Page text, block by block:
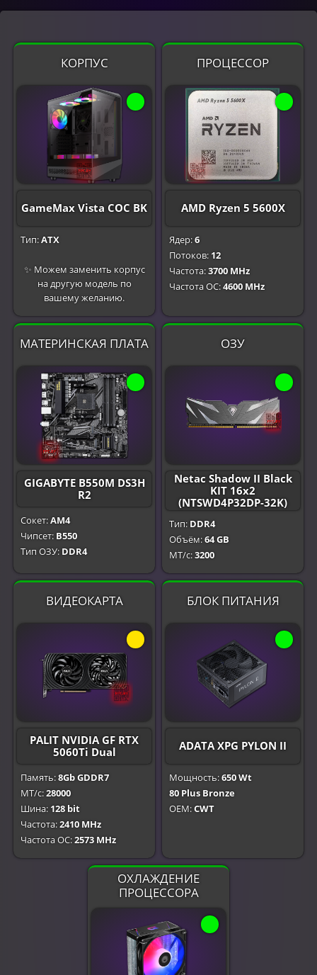
КОРПУС
GameMax Vista COC BK
Тип:ATX
✨ Можем заменить корпус
на другую модель по
вашему желанию.
ПРОЦЕССОР
AMD Ryzen 5 5600X
Ядер:6
Потоков: 12
Частота:3700 MHz
Частота OC:4600 MHz
МАТЕРИНСКАЯ ПЛАТА
GIGABYTE B550M DS3H
R2
Сокет:AM4
Чипсет: B550
Тип ОЗУ: DDR4
ОЗУ
Netac Shadow II Black
KIT 16x2
(NTSWD4P32DP-32K)
Тип: DDR4
Объём:64 GB
МТ/с:3200
ВИДЕОКАРТА
PALIT NVIDIA GF RTX
5060Ti Dual
Память:8Gb GDDR7
МТ/с:28000
Шина: 128 bit
Частота:2410 MHz
Частота OC:2573 MHz
БЛОК ПИТАНИЯ
ADATA XPG PYLON II
Мощность:650 Wt
80 Plus Bronze
OEM:CWT
ОХЛАЖДЕНИЕ
ПРОЦЕССОРА